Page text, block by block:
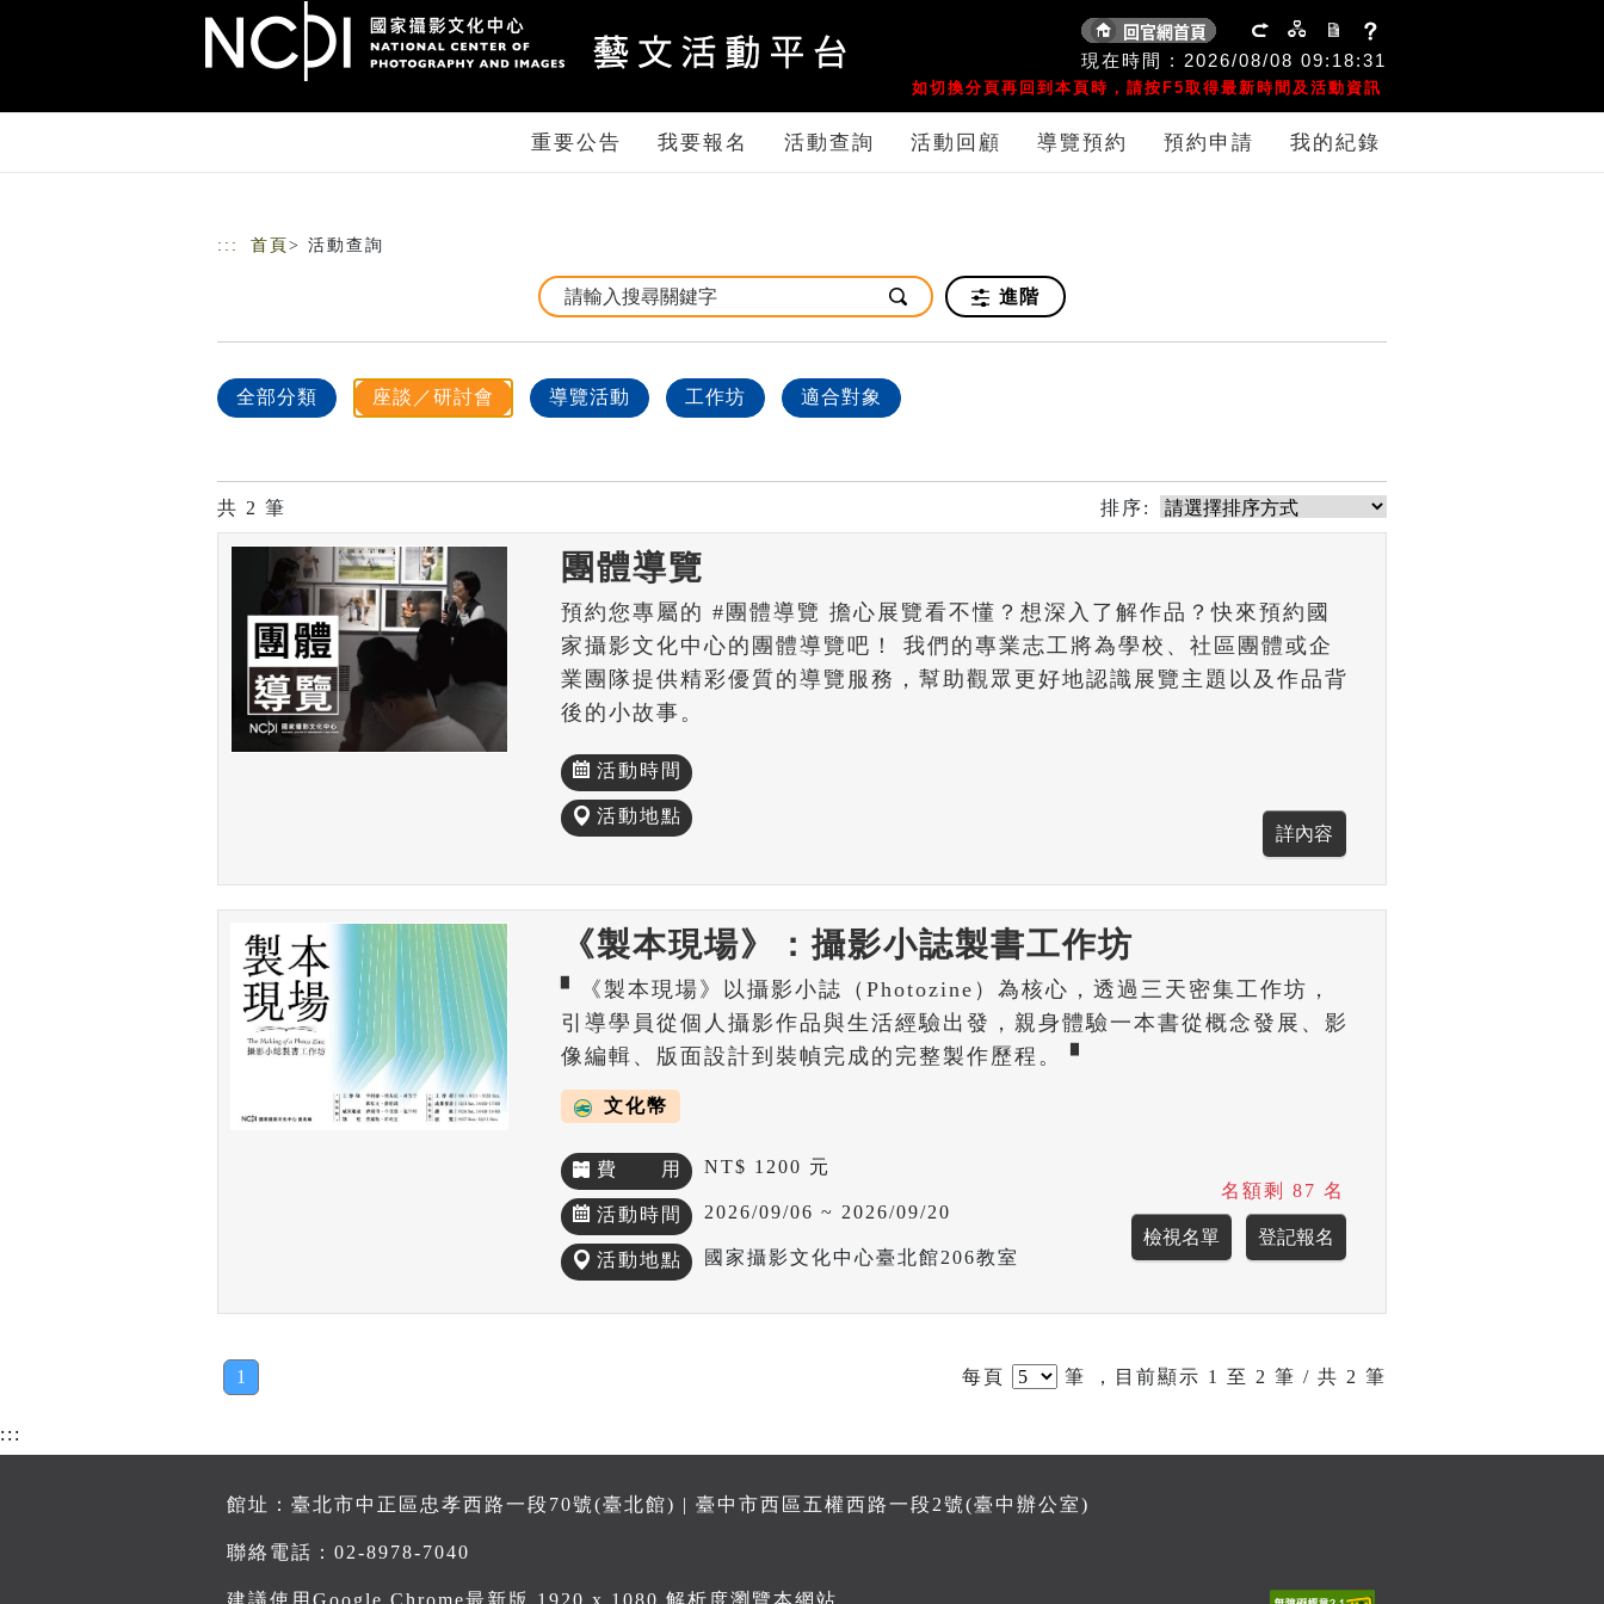
現在時間 : 2026/08/08 09:18:32
如切換分頁再回到本頁時，請按F5取得最新時間及活動資訊
重要公告 我要報名 活動查詢 活動回顧 導覽預約 預約申請 我的紀錄
::: 首頁 > 活動查詢
進階
全部分類 座談／研討會 導覽活動 工作坊 適合對象
共 2 筆 排序:
團體導覽
預約您專屬的 #團體導覽 擔心展覽看不懂？想深入了解作品？快來預約國
家攝影文化中心的團體導覽吧！ 我們的專業志工將為學校、社區團體或企
業團隊提供精彩優質的導覽服務，幫助觀眾更好地認識展覽主題以及作品背
後的小故事。
活動時間
活動地點
《製本現場》：攝影小誌製書工作坊
▘《製本現場》以攝影小誌（Photozine）為核心，透過三天密集工作坊，
引導學員從個人攝影作品與生活經驗出發，親身體驗一本書從概念發展、影
像編輯、版面設計到裝幀完成的完整製作歷程。▝
文化幣
費 用 NT$ 1200 元
活動時間 2026/09/06 ~ 2026/09/20
活動地點 國家攝影文化中心臺北館206教室
名額剩 87 名
1 每頁 筆 ，目前顯示 1 至 2 筆 / 共 2 筆
:::
館址：臺北市中正區忠孝西路一段70號(臺北館) | 臺中市西區五權西路一段2號(臺中辦公室)
聯絡電話：02-8978-7040